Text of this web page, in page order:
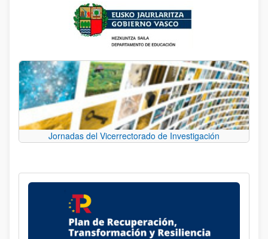
Jornadas del Vicerrectorado de Investigación